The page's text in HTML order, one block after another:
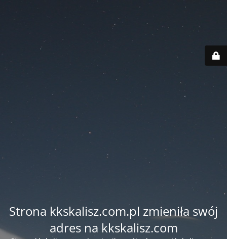
Strona kkskalisz.com.pl zmieniła swój
adres na kkskalisz.com